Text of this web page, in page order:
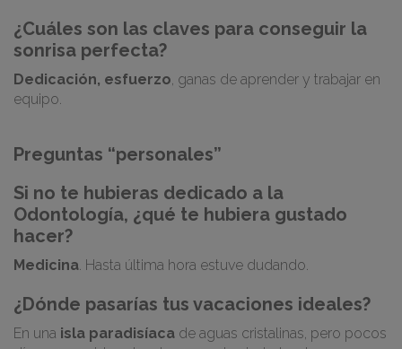
¿Cuáles son las claves para conseguir la
sonrisa perfecta?
Dedicación, esfuerzo, ganas de aprender y trabajar en
equipo.
Preguntas “personales”
Si no te hubieras dedicado a la
Odontología, ¿qué te hubiera gustado
hacer?
Medicina. Hasta última hora estuve dudando.
¿Dónde pasarías tus vacaciones ideales?
En una isla paradisíaca de aguas cristalinas, pero pocos